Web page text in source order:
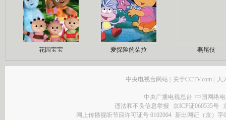
花园宝宝 爱探险的朵拉 燕尾侠
中央电视台网站 | 关于CCTV.com | 人
中央广播电视总台 中国网络
违法和不良信息举报
京ICP证060535号
网上传播视听节目许可证号 0102004 新出网证（京）